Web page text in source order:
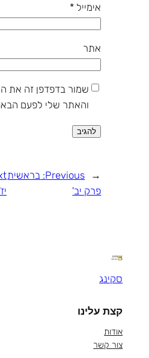
אימייל *
אתר
שמור בדפדפן זה את
והאתר שלי לפעם
←
Previous: בראשית
פרק יב'
יז'
סקינג
קצת עלינו
אודות
צור קשר